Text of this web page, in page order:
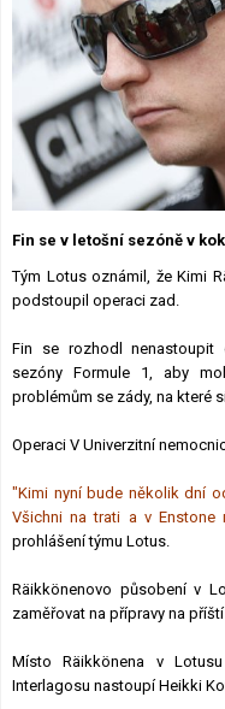
Fin se v letošní sezóně v
Tým Lotus oznámil, že Kimi
podstoupil operaci zad.
Fin se rozhodl
sezóny Formule 1, aby
problémům se zády, na které
Operaci V Univerzitní
"Kimi nyní bude několik dní
Všichni na trati a v Enstone
prohlášení týmu Lotus.
Räikkönenovo působení v
zaměřovat na přípravy na
Místo Räikkönena v
Interlagosu nastoupí Heikki